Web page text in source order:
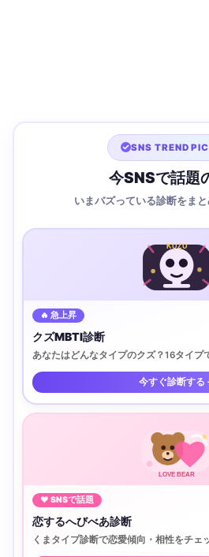
SNS TREND
今SNSで話題
いまバズっている診断をまと
KUZU
🔥 急上昇
クズMBTI診断
あなたはどんなタイプのクズ？16タイプ
今すぐ診断する
LOVE BEAR
♥ SNSで話題
恋するへびべあ診断
くまタイプ診断で恋愛傾向・相性をチェ